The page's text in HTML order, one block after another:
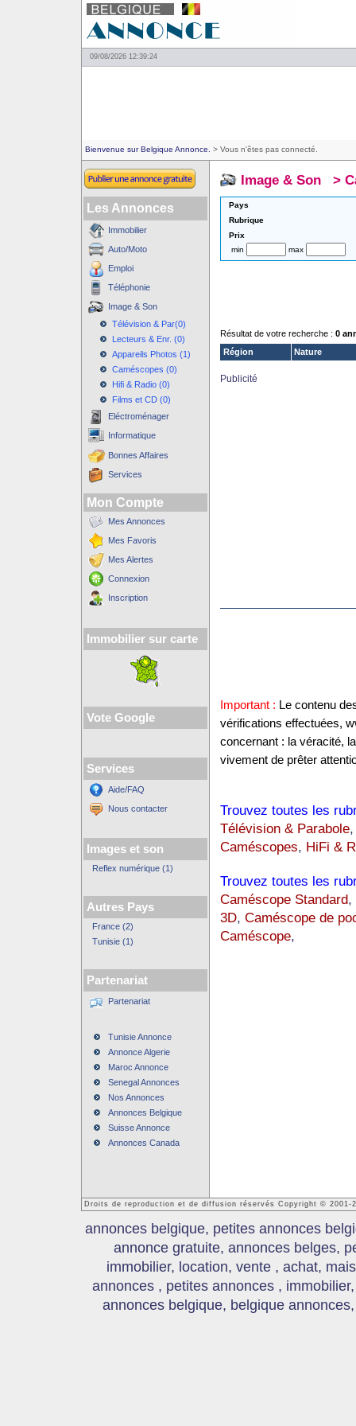
09/08/2026 12:39:24
Bienvenue sur Belgique Annonce. > Vous n'êtes pas connecté.
Les Annonces
Immobilier
Auto/Moto
Emploi
Téléphonie
Image & Son
Télévision & Par(0)
Lecteurs & Enr. (0)
Appareils Photos (1)
Caméscopes (0)
Hifi & Radio (0)
Films et CD (0)
Eléctroménager
Informatique
Bonnes Affaires
Services
Mon Compte
Mes Annonces
Mes Favoris
Mes Alertes
Connexion
Inscription
Immobilier sur carte
Vote Google
Services
Aide/FAQ
Nous contacter
Images et son
Reflex numérique (1)
Autres Pays
France (2)
Tunisie (1)
Partenariat
Partenariat
Tunisie Annonce
Annonce Algerie
Maroc Annonce
Senegal Annonces
Nos Annonces
Annonces Belgique
Suisse Annonce
Annonces Canada
Image & Son >
Pays
Rubrique
Prix
min
max
Résultat de votre recherche : 0
Région
Nature
Publicité
Important : Le contenu
vérifications effectuées,
concernant : la véracité,
vivement de prêter
Trouvez toutes les
Télévision & Parabole
Caméscopes, HiFi &
Trouvez toutes les
Caméscope Standard,
3D, Caméscope de
Caméscope,
Droits de reproduction et de diffusion réservés Copyright © 2001-
annonces belgique, petites annonces
annonce gratuite, annonces belges,
immobilier, location, vente , achat,
annonces , petites annonces ,
annonces belgique, belgique